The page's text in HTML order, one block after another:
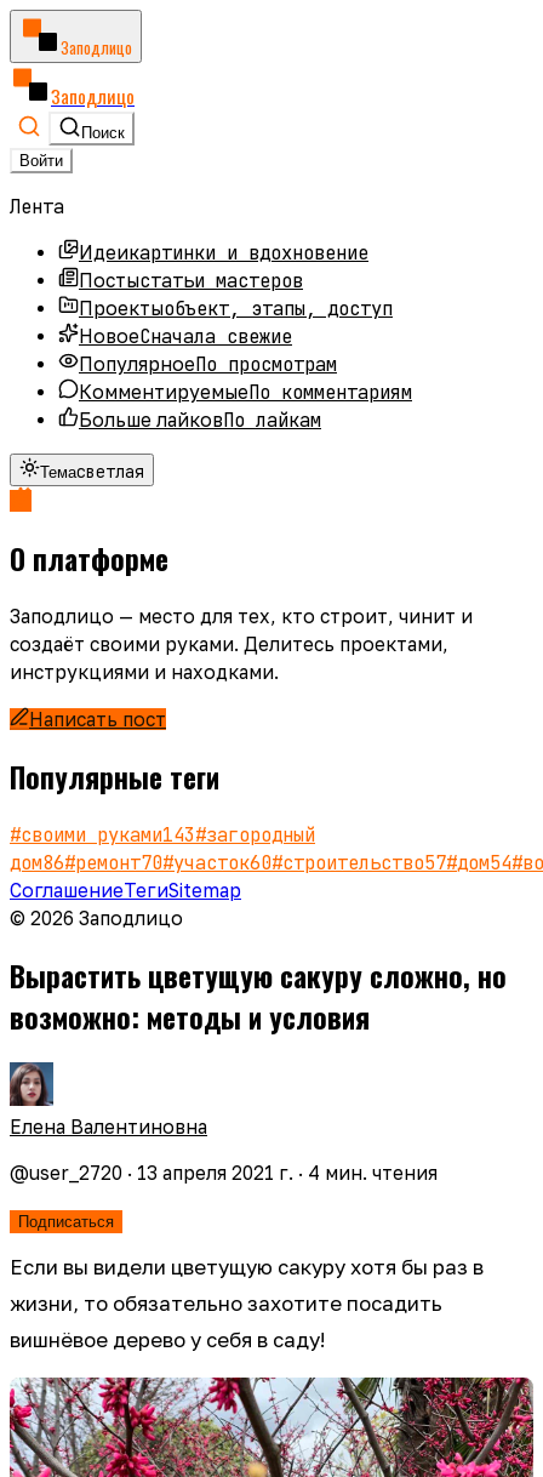
Заподлицо
Заподлицо
Поиск
Войти
Лента
Идеикартинки и вдохновение
Постыстатьи мастеров
Проектыобъект, этапы, доступ
НовоеСначала свежие
ПопулярноеПо просмотрам
КомментируемыеПо комментариям
Больше лайковПо лайкам
Темасветлая
О платформе
Заподлицо — место для тех, кто строит, чинит и
создаёт своими руками. Делитесь проектами,
инструкциями и находками.
Написать пост
Популярные теги
#своими руками143#загородный
дом86#ремонт70#участок60#строительство57#дом54#
СоглашениеТегиSitemap
© 2026 Заподлицо
Вырастить цветущую сакуру сложно, но
возможно: методы и условия
Елена Валентиновна
@user_2720 · 13 апреля 2021 г. · 4 мин. чтения
Подписаться
Если вы видели цветущую сакуру хотя бы раз в
жизни, то обязательно захотите посадить
вишнёвое дерево у себя в саду!